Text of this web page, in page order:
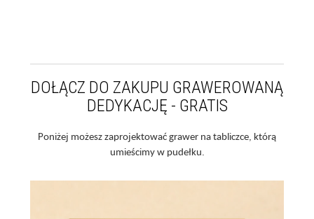
DOŁĄCZ DO ZAKUPU GRAWEROWANĄ
DEDYKACJĘ - GRATIS
Poniżej możesz zaprojektować grawer na tabliczce, którą
umieścimy w pudełku.